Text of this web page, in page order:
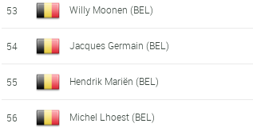
53 Willy Moonen (BEL)
54 Jacques Germain (BEL)
55 Hendrik Mariën (BEL)
56 Michel Lhoest (BEL)